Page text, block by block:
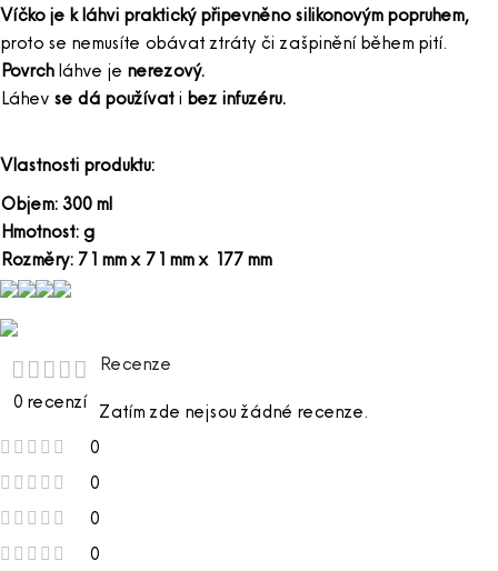
Víčko je k láhvi praktický připevněno silikonovým popruhem,
proto se nemusíte obávat ztráty či zašpinění během pití.
Povrchláhve je nerezový.
Láhev se dá používati bez infuzéru.
Vlastnosti produktu:
Objem: 300 ml
Hmotnost: g
Rozměry: 71 mm x 71 mm x 177 mm
0 recenzí
0
0
0
0
Recenze
Zatím zde nejsou žádné recenze.